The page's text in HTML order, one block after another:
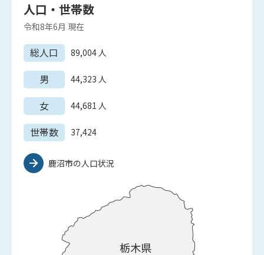
人口・世帯数
令和8年6月 現在
総人口 89,004人
男 44,323 人
女 44,681 人
世帯数 37,424
鹿沼市の人口状況